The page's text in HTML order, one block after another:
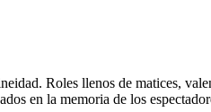
Roles llenos de matices,
en la memoria de los